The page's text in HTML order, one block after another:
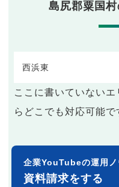
島尻郡粟国
西浜東
ここに書いていない
らどこでも対応可能で
企業YouTubeの運用
資料請求をする